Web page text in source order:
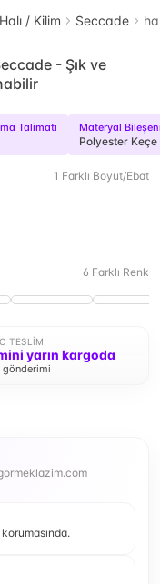
Halı / Kilim Seccade
- Şık ve
Talimatı Materyal
Polyester
1 Farklı Boyut/Ebat
6 Farklı Renk
TESLIM
yarın kargoda
gönderimi